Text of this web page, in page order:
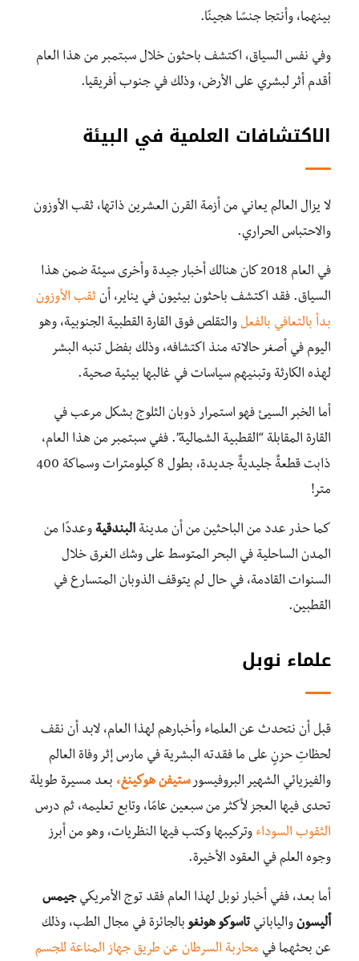
بينهما، وأنتجا جنسًا هجينًا.
وفي نفس السياق، اكتشف باحثون خلال سبتمبر من هذا العام
أقدم أثر لبشري على الأرض، وذلك في جنوب أفريقيا.
الاكتشافات العلمية في البيئة
لا يزال العالم يعاني من أزمة القرن العشرين ذاتها، ثقب الأوزون
والاحتباس الحراري.
في العام 2018 كان هنالك أخبار جيدة وأخرى سيئة ضمن هذا
السياق. فقد اكتشف باحثون بيئيون في يناير، أن ثقب الأوزون
بدأ بالتعافي بالفعل والتقلص فوق القارة القطبية الجنوبية، وهو
اليوم في أصغر حالاته منذ اكتشافه، وذلك بفضل تنبه البشر
لهذه الكارثة وتبنيهم سياسات في غالبها بيئية صحية.
أما الخبر السيئ فهو استمرار ذوبان الثلوج بشكل مرعب في
القارة المقابلة “القطبية الشمالية”. ففي سبتمبر من هذا العام،
ذابت قطعةٌ جليديةٌ جديدة، بطول 8 كيلومترات وسماكة 400
متر!
كما حذر عدد من الباحثين من أن مدينة البندقية وعددًا من
المدن الساحلية في البحر المتوسط على وشك الغرق خلال
السنوات القادمة، في حال لم يتوقف الذوبان المتسارع في
القطبين.
علماء نوبل
قبل أن نتحدث عن العلماء وأخبارهم لهذا العام، لابد أن نقف
لحظاتِ حزنٍ على ما فقدته البشرية في مارس إثر وفاة العالم
والفيزيائي الشهير البروفيسورستيفن هوكينغ، بعد مسيرة طويلة
تحدى فيها العجز لأكثر من سبعين عامًا، وتابع تعليمه، ثم درس
الثقوب السوداء وتركيبها وكتب فيها النظريات، وهو من أبرز
وجوه العلم في العقود الأخيرة.
أما بعد، ففي أخبار نوبل لهذا العام فقد توج الأمريكي جيمس
أليسون والياباني تاسوكو هونغو بالجائزة في مجال الطب، وذلك
عن بحثهما في محاربة السرطان عن طريق جهاز المناعة للجسم